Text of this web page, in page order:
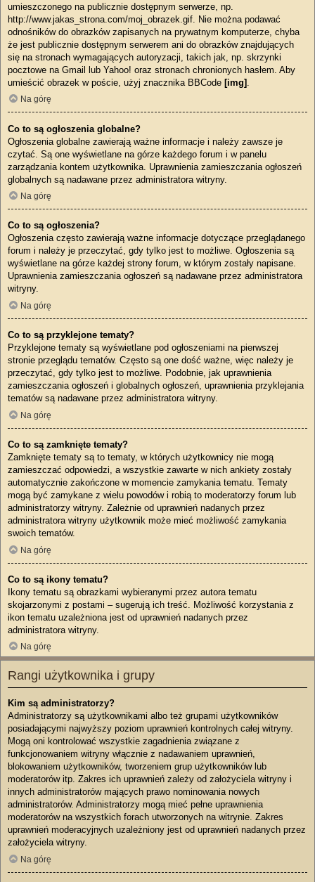
umieszczonego na publicznie dostępnym serwerze, np.
http://www.jakas_strona.com/moj_obrazek.gif. Nie można podawać
odnośników do obrazków zapisanych na prywatnym komputerze, chyba
że jest publicznie dostępnym serwerem ani do obrazków znajdujących
się na stronach wymagających autoryzacji, takich jak, np. skrzynki
pocztowe na Gmail lub Yahoo! oraz stronach chronionych hasłem. Aby
umieścić obrazek w poście, użyj znacznika BBCode [img]
Na górę
Co to są ogłoszenia globalne?
Ogłoszenia globalne zawierają ważne informacje i należy zawsze je
czytać. Są one wyświetlane na górze każdego forum i w panelu
zarządzania kontem użytkownika. Uprawnienia zamieszczania ogłoszeń
globalnych są nadawane przez administratora witryny.
Na górę
Co to są ogłoszenia?
Ogłoszenia często zawierają ważne informacje dotyczące przeglądanego
forum i należy je przeczytać, gdy tylko jest to możliwe. Ogłoszenia są
wyświetlane na górze każdej strony forum, w którym zostały napisane.
Uprawnienia zamieszczania ogłoszeń są nadawane przez administratora
witryny.
Na górę
Co to są przyklejone tematy?
Przyklejone tematy są wyświetlane pod ogłoszeniami na pierwszej
stronie przeglądu tematów. Często są one dość ważne, więc należy je
przeczytać, gdy tylko jest to możliwe. Podobnie, jak uprawnienia
zamieszczania ogłoszeń i globalnych ogłoszeń, uprawnienia przyklejania
tematów są nadawane przez administratora witryny.
Na górę
Co to są zamknięte tematy?
Zamknięte tematy są to tematy, w których użytkownicy nie mogą
zamieszczać odpowiedzi, a wszystkie zawarte w nich ankiety zostały
automatycznie zakończone w momencie zamykania tematu. Tematy
mogą być zamykane z wielu powodów i robią to moderatorzy forum lub
administratorzy witryny. Zależnie od uprawnień nadanych przez
administratora witryny użytkownik może mieć możliwość zamykania
swoich tematów.
Na górę
Co to są ikony tematu?
Ikony tematu są obrazkami wybieranymi przez autora tematu
skojarzonymi z postami – sugerują ich treść. Możliwość korzystania z
ikon tematu uzależniona jest od uprawnień nadanych przez
administratora witryny.
Na górę
Rangi użytkownika i grupy
Kim są administratorzy?
Administratorzy są użytkownikami albo też grupami użytkowników
posiadającymi najwyższy poziom uprawnień kontrolnych całej witryny.
Mogą oni kontrolować wszystkie zagadnienia związane z
funkcjonowaniem witryny włącznie z nadawaniem uprawnień,
blokowaniem użytkowników, tworzeniem grup użytkowników lub
moderatorów itp. Zakres ich uprawnień zależy od założyciela witryny i
innych administratorów mających prawo nominowania nowych
administratorów. Administratorzy mogą mieć pełne uprawnienia
moderatorów na wszystkich forach utworzonych na witrynie. Zakres
uprawnień moderacyjnych uzależniony jest od uprawnień nadanych przez
założyciela witryny.
Na górę